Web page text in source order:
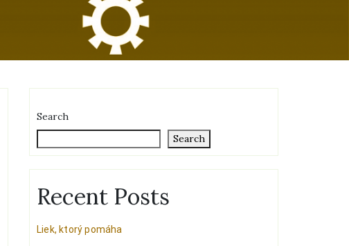
Search
Search
Recent Posts
Liek, ktorý pomáha